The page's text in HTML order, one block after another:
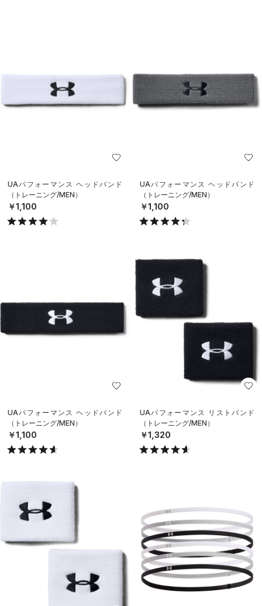
UAパフォーマンス ヘッドバンド
（トレーニング/MEN）
￥1,100
UAパフォーマンス ヘッドバンド
（トレーニング/MEN）
￥1,100
UAパフォーマンス ヘッドバンド
（トレーニング/MEN）
￥1,100
UAパフォーマンス リストバンド
（トレーニング/MEN）
￥1,320